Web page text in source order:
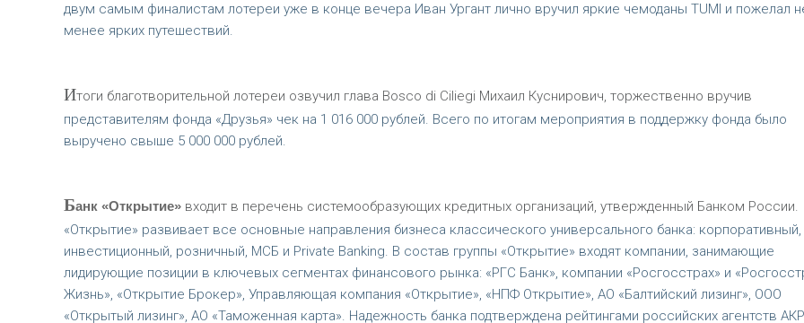
двум самым финалистам лотереи уже в конце вечера Иван Ургант лично вручил яркие чемоданы TUMI и пожелал
менее ярких путешествий.
Итоги благотворительной лотереи озвучил глава Bosco di Ciliegi Михаил Куснирович, торжественно вручив
представителям фонда «Друзья» чек на 1 016 000 рублей. Всего по итогам мероприятия в поддержку фонда было
выручено свыше 5 000 000 рублей.
Банк «Открытие»входит в перечень системообразующих кредитных организаций, утвержденный Банком России.
«Открытие» развивает все основные направления бизнеса классического универсального банка: корпоративный,
инвестиционный, розничный, МСБ и Private Banking. В состав группы «Открытие» входят компании, занимающие
лидирующие позиции в ключевых сегментах финансового рынка: «РГС Банк», компании «Росгосстрах» и
Жизнь», «Открытие Брокер», Управляющая компания «Открытие», «НПФ Открытие», АО «Балтийский лизинг», ООО
«Открытый лизинг», АО «Таможенная карта». Надежность банка подтверждена рейтингами российских агентств